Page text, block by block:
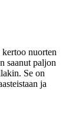
nuorten
saanut paljon
Se on
ja